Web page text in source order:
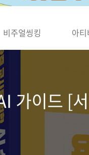
비주얼씽킹 아
가이드 [